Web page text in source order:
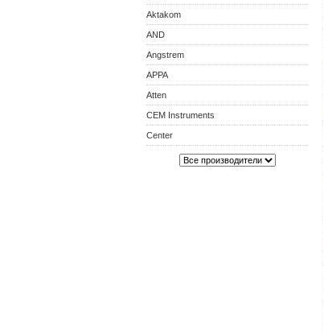
Aktakom
AND
Angstrem
APPA
Atten
CEM Instruments
Center